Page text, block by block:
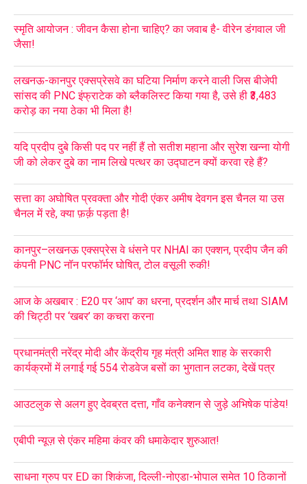
स्मृति आयोजन : जीवन कैसा होना चाहिए? का जवाब है- वीरेन डंगवाल जी
जैसा!
लखनऊ-कानपुर एक्सप्रेसवे का घटिया निर्माण करने वाली जिस बीजेपी
सांसद की PNC इंफ्राटेक को ब्लैकलिस्ट किया गया है, उसे ही ₹3,483
करोड़ का नया ठेका भी मिला है!
यदि प्रदीप दुबे किसी पद पर नहीं हैं तो सतीश महाना और सुरेश खन्ना योगी
जी को लेकर दुबे का नाम लिखे पत्थर का उद्घाटन क्यों करवा रहे हैं?
सत्ता का अघोषित प्रवक्ता और गोदी एंकर अमीष देवगन इस चैनल या उस
चैनल में रहे, क्या फ़र्क़ पड़ता है!
कानपुर–लखनऊ एक्सप्रेस वे धंसने पर NHAI का एक्शन, प्रदीप जैन की
कंपनी PNC नॉन परफॉर्मर घोषित, टोल वसूली रुकी!
आज के अखबार : E20 पर ‘आप’ का धरना, प्रदर्शन और मार्च तथा SIAM
की चिट्ठी पर ‘खबर’ का कचरा करना
प्रधानमंत्री नरेंद्र मोदी और केंद्रीय गृह मंत्री अमित शाह के सरकारी
कार्यक्रमों में लगाई गई 554 रोडवेज बसों का भुगतान लटका, देखें पत्र
आउटलुक से अलग हुए देवब्रत दत्ता, गाँव कनेक्शन से जुड़े अभिषेक पांडेय!
एबीपी न्यूज़ से एंकर महिमा कंवर की धमाकेदार शुरुआत!
साधना ग्रुप पर ED का शिकंजा, दिल्ली-नोएडा-भोपाल समेत 10 ठिकानों